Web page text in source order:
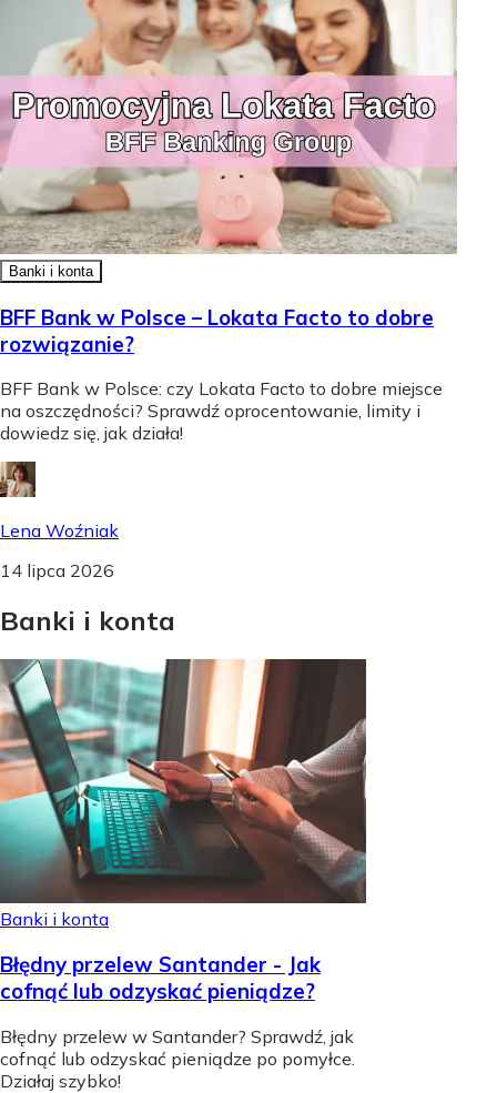
Banki i konta
BFF Bank w Polsce – Lokata Facto to dobre
rozwiązanie?
BFF Bank w Polsce: czy Lokata Facto to dobre miejsce
na oszczędności? Sprawdź oprocentowanie, limity i
dowiedz się, jak działa!
Lena Woźniak
14 lipca 2026
Banki i konta
Banki i konta
Błędny przelew Santander - Jak
cofnąć lub odzyskać pieniądze?
Błędny przelew w Santander? Sprawdź, jak
cofnąć lub odzyskać pieniądze po pomyłce.
Działaj szybko!